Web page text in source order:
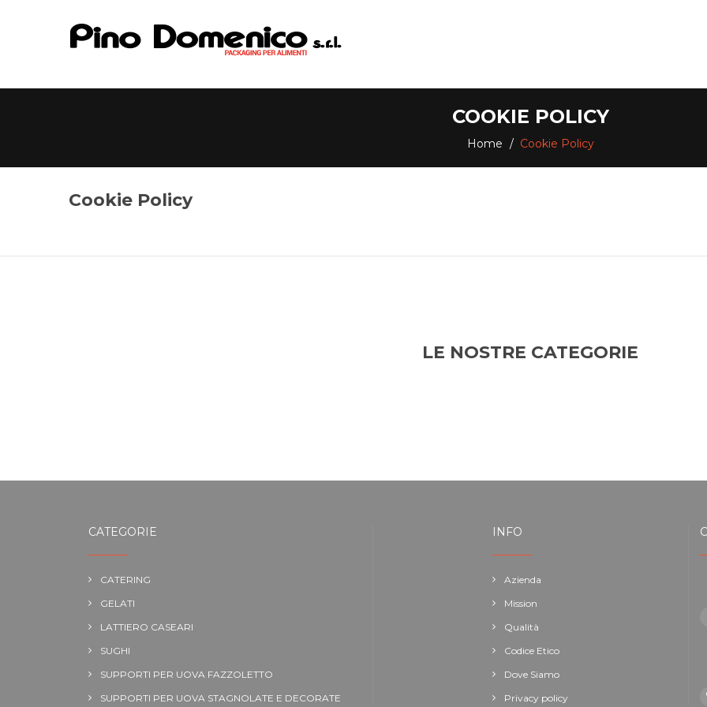
COOKIE POLICY
Home Cookie Policy
Cookie Policy
LE NOSTRE CATEGORIE
CATEGORIE
CATERING
GELATI
LATTIERO CASEARI
SUGHI
SUPPORTI PER UOVA FAZZOLETTO
SUPPORTI PER UOVA STAGNOLATE E DECORATE
INFO
Azienda
Mission
Qualità
Codice Etico
Dove Siamo
Privacy policy